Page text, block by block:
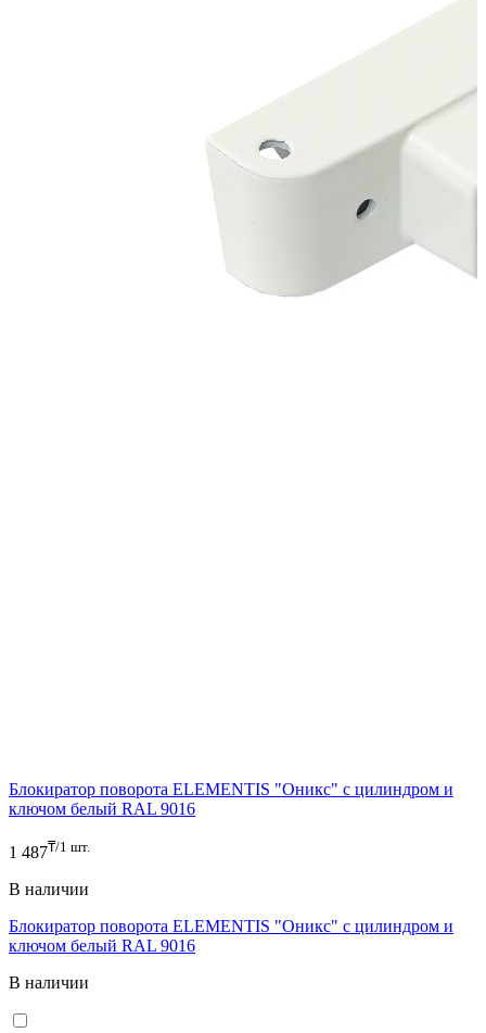
Блокиратор поворота ELEMENTIS "Оникс" с цилиндром и
ключом белый RAL 9016
1 487₸/1 шт.
В наличии
Блокиратор поворота ELEMENTIS "Оникс" с цилиндром и
ключом белый RAL 9016
В наличии